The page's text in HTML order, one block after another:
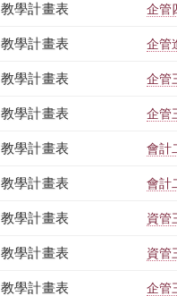
教學計畫表 企管
教學計畫表 企管
教學計畫表 企管
教學計畫表 企管
教學計畫表 會計
教學計畫表 會計
教學計畫表 資管
教學計畫表 資管
教學計畫表 企管